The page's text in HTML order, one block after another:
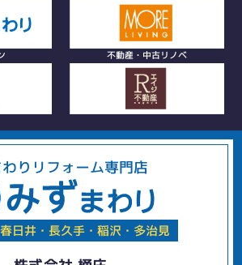
不動産・中古リノベ
りリフォーム専門店
日井・長久手・稲沢・多治見